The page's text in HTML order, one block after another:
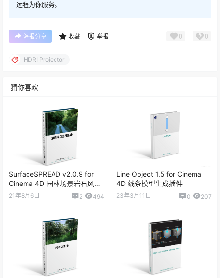
远程为你服务。
海报分享 收藏 举报 0 0
HDRI Projector
猜你喜欢
SurfaceSPREAD v2.0.9 for
Cinema 4D 园林场景岩石风景
植物生成插件
21年8月6日 2 494
Line Object 1.5 for Cinema
4D 线条模型生成插件
23年3月11日 0 207